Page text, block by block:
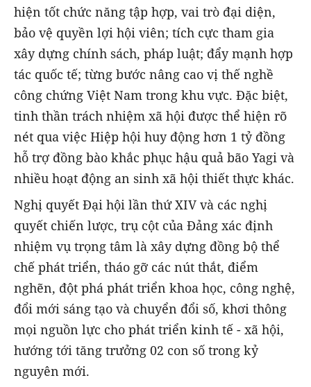
hiện tốt chức năng tập hợp, vai trò đại diện,
bảo vệ quyền lợi hội viên; tích cực tham gia
xây dựng chính sách, pháp luật; đẩy mạnh hợp
tác quốc tế; từng bước nâng cao vị thế nghề
công chứng Việt Nam trong khu vực. Đặc biệt,
tinh thần trách nhiệm xã hội được thể hiện rõ
nét qua việc Hiệp hội huy động hơn 1 tỷ đồng
hỗ trợ đồng bào khắc phục hậu quả bão Yagi và
nhiều hoạt động an sinh xã hội thiết thực khác.
Nghị quyết Đại hội lần thứ XIV và các nghị
quyết chiến lược, trụ cột của Đảng xác định
nhiệm vụ trọng tâm là xây dựng đồng bộ thể
chế phát triển, tháo gỡ các nút thắt, điểm
nghẽn, đột phá phát triển khoa học, công nghệ,
đổi mới sáng tạo và chuyển đổi số, khơi thông
mọi nguồn lực cho phát triển kinh tế - xã hội,
hướng tới tăng trưởng 02 con số trong kỷ
nguyên mới.